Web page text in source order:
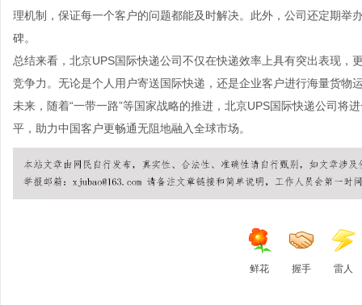
理机制，保证每一个客户的问题都能及时解决。此外，公司还定期举
碑。
总结来看，北京UPS国际快递公司不仅在快递效率上具有突出表现
竞争力。无论是个人用户寄送国际快递，还是企业客户进行海量货物
未来，随着“一带一路”等国家战略的推进，北京UPS国际快递公司将
平，助力中国客户更畅通无阻地融入全球市场。
鲜花 握手 雷人